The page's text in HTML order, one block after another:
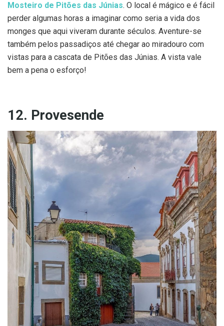
Mosteiro de Pitões das Júnias. O local é mágico e é fácil
perder algumas horas a imaginar como seria a vida dos
monges que aqui viveram durante séculos. Aventure-se
também pelos passadiços até chegar ao miradouro com
vistas para a cascata de Pitões das Júnias. A vista vale
bem a pena o esforço!
12. Provesende